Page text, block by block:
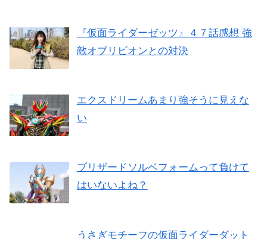
『仮面ライダーゼッツ』４７話感想 強
敵オブリビオンとの対決
エクスドリームあまり強そうに見えな
い
ブリザードソルベフォームって負けて
はいないよね？
うさぎモチーフの仮面ライダーダット